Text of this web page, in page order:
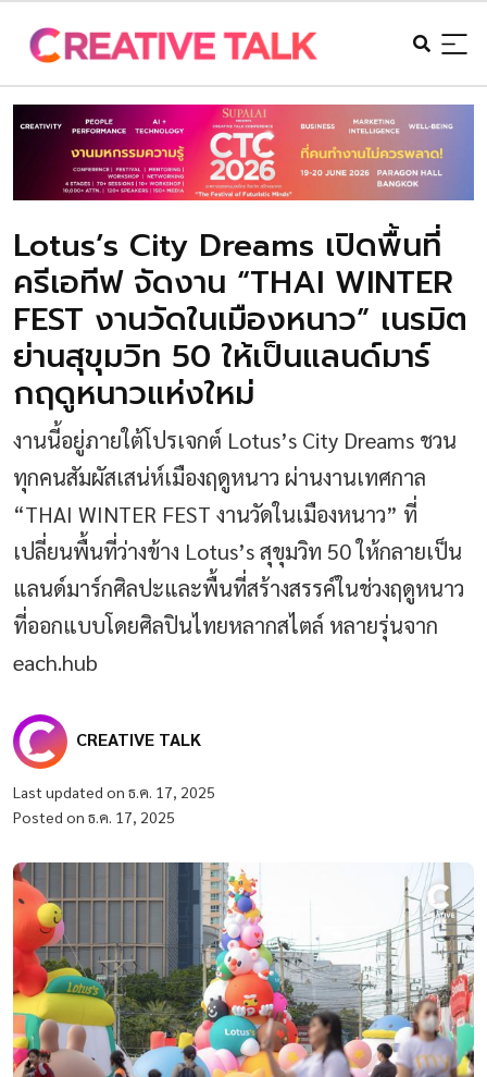
Lotus’s City Dreams เปิดพื้นที่
ครีเอทีฟ จัดงาน “THAI WINTER
FEST งานวัดในเมืองหนาว” เนรมิต
ย่านสุขุมวิท 50 ให้เป็นแลนด์มาร์
กฤดูหนาวแห่งใหม่
งานนี้อยู่ภายใต้โปรเจกต์ Lotus’s City Dreams ชวน
ทุกคนสัมผัสเสน่ห์เมืองฤดูหนาว ผ่านงานเทศกาล
“THAI WINTER FEST งานวัดในเมืองหนาว” ที่
เปลี่ยนพื้นที่ว่างข้าง Lotus’s สุขุมวิท 50 ให้กลายเป็น
แลนด์มาร์กศิลปะและพื้นที่สร้างสรรค์ในช่วงฤดูหนาว
ที่ออกแบบโดยศิลปินไทยหลากสไตล์ หลายรุ่นจาก
each.hub
CREATIVE TALK
Last updated on ธ.ค. 17, 2025
Posted on ธ.ค. 17, 2025